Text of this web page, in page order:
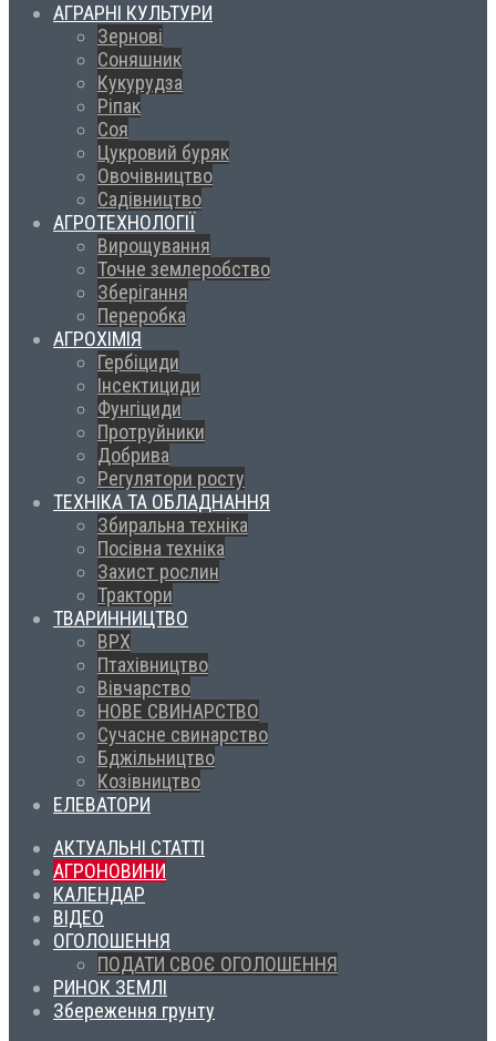
АГРАРНІ КУЛЬТУРИ
Зернові
Соняшник
Кукурудза
Ріпак
Соя
Цукровий буряк
Овочівництво
Садівництво
АГРОТЕХНОЛОГІЇ
Вирощування
Точне землеробство
Зберігання
Переробка
АГРОХІМІЯ
Гербіциди
Інсектициди
Фунгіциди
Протруйники
Добрива
Регулятори росту
ТЕХНІКА ТА ОБЛАДНАННЯ
Збиральна техніка
Посівна техніка
Захист рослин
Трактори
ТВАРИННИЦТВО
ВРХ
Птахівництво
Вівчарство
НОВЕ СВИНАРСТВО
Сучасне свинарство
Бджільництво
Козівництво
ЕЛЕВАТОРИ
АКТУАЛЬНІ СТАТТІ
АГРОНОВИНИ
КАЛЕНДАР
ВІДЕО
ОГОЛОШЕННЯ
ПОДАТИ СВОЄ ОГОЛОШЕННЯ
РИНОК ЗЕМЛІ
Збереження грунту